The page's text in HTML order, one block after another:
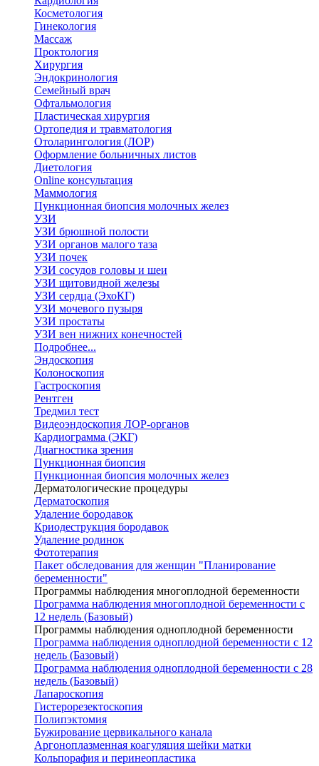
Косметология
Гинекология
Массаж
Проктология
Хирургия
Эндокринология
Семейный врач
Офтальмология
Пластическая хирургия
Ортопедия и травматология
Отоларингология (ЛОР)
Оформление больничных листов
Диетология
Online консультация
Маммология
Пункционная биопсия молочных желез
УЗИ
УЗИ брюшной полости
УЗИ органов малого таза
УЗИ почек
УЗИ сосудов головы и шеи
УЗИ щитовидной железы
УЗИ сердца (ЭхоКГ)
УЗИ мочевого пузыря
УЗИ простаты
УЗИ вен нижних конечностей
Подробнее...
Эндоскопия
Колоноскопия
Гастроскопия
Рентген
Тредмил тест
Видеоэндоскопия ЛОР-органов
Кардиограмма (ЭКГ)
Диагностика зрения
Пункционная биопсия
Пункционная биопсия молочных желез
Дерматологические процедуры
Дерматоскопия
Удаление бородавок
Криодеструкция бородавок
Удаление родинок
Фототерапия
Пакет обследования для женщин "Планирование
беременности"
Программы наблюдения многоплодной беременности
Программа наблюдения многоплодной беременности с
12 недель (Базовый)
Программы наблюдения одноплодной беременности
Программа наблюдения одноплодной беременности с 12
недель (Базовый)
Программа наблюдения одноплодной беременности с 28
недель (Базовый)
Лапароскопия
Гистерорезектоскопия
Полипэктомия
Бужирование цервикального канала
Аргоноплазменная коагуляция шейки матки
Кольпорафия и перинеопластика